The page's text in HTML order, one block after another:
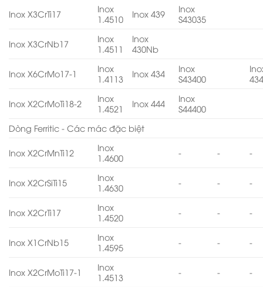
Inox X3CrTi17
Inox
1.4510
Inox 439
Inox
S43035
Inox X3CrNb17
Inox
1.4511
Inox
430Nb
Inox X6CrMo17-1
Inox
1.4113
Inox 434
Inox
S43400
Inox X2CrMoTi18-2
Inox
1.4521
Inox 444
Inox
S44400
Dòng Ferritic - Các mác đặc biệt
Inox X2CrMnTi12
Inox
1.4600
- - -
Inox X2CrSiTi15
Inox
1.4630
- - -
Inox X2CrTi17
Inox
1.4520
- - -
Inox X1CrNb15
Inox
1.4595
- - -
Inox X2CrMoTi17-1
Inox
1.4513
- - -